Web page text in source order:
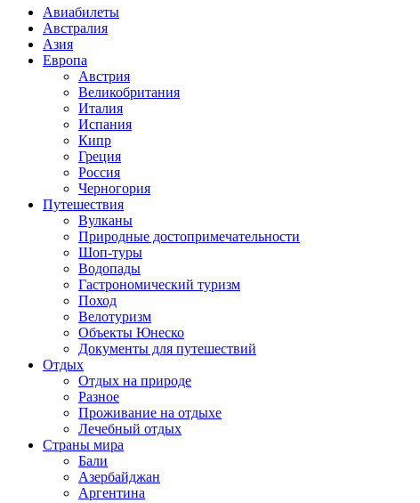
Авиабилеты
Австралия
Азия
Европа
Австрия
Великобритания
Италия
Испания
Кипр
Греция
Россия
Черногория
Путешествия
Вулканы
Природные достопримечательности
Шоп-туры
Водопады
Гастрономический туризм
Поход
Велотуризм
Объекты Юнеско
Документы для путешествий
Отдых
Отдых на природе
Разное
Проживание на отдыхе
Лечебный отдых
Страны мира
Бали
Азербайджан
Аргентина